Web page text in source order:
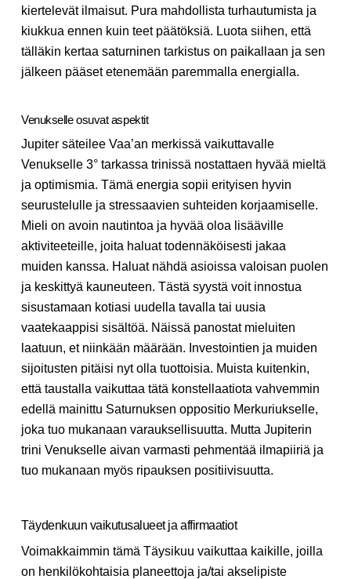
kiertelevät ilmaisut. Pura mahdollista turhautumista ja
kiukkua ennen kuin teet päätöksiä. Luota siihen, että
tälläkin kertaa saturninen tarkistus on paikallaan ja sen
jälkeen pääset etenemään paremmalla energialla.
Venukselle osuvat aspektit
Jupiter säteilee Vaa’an merkissä vaikuttavalle
Venukselle 3° tarkassa trinissä nostattaen hyvää mieltä
ja optimismia. Tämä energia sopii erityisen hyvin
seurustelulle ja stressaavien suhteiden korjaamiselle.
Mieli on avoin nautintoa ja hyvää oloa lisääville
aktiviteeteille, joita haluat todennäköisesti jakaa
muiden kanssa. Haluat nähdä asioissa valoisan puolen
ja keskittyä kauneuteen. Tästä syystä voit innostua
sisustamaan kotiasi uudella tavalla tai uusia
vaatekaappisi sisältöä. Näissä panostat mieluiten
laatuun, et niinkään määrään. Investointien ja muiden
sijoitusten pitäisi nyt olla tuottoisia. Muista kuitenkin,
että taustalla vaikuttaa tätä konstellaatiota vahvemmin
edellä mainittu Saturnuksen oppositio Merkuriukselle,
joka tuo mukanaan varauksellisuutta. Mutta Jupiterin
trini Venukselle aivan varmasti pehmentää ilmapiiriä ja
tuo mukanaan myös ripauksen positiivisuutta.
Täydenkuun vaikutusalueet ja affirmaatiot
Voimakkaimmin tämä Täysikuu vaikuttaa kaikille, joilla
on henkilökohtaisia planeettoja ja/tai akselipiste